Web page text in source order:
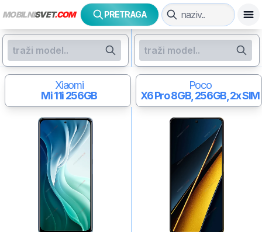
MOBILNISVET.COM PRETRAGA
Xiaomi
Mi 11i256GB
Poco
X6 Pro8GB, 256GB, 2x SIM